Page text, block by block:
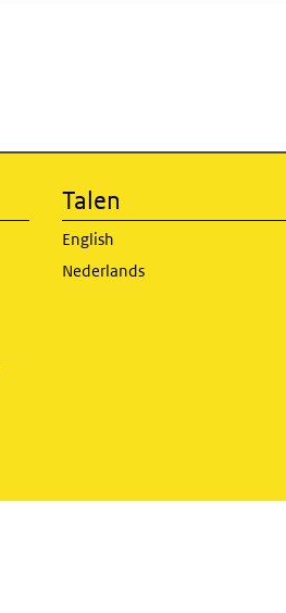
Talen
English
Nederlands